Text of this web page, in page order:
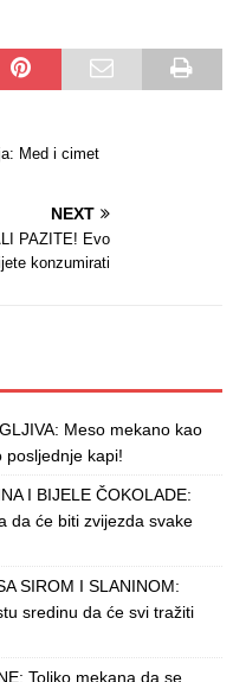
Med i cimet
NEXT
PAZITE! Evo
konzumirati
Meso mekano kao
posljednje kapi!
I BIJELE ČOKOLADE:
da će biti zvijezda svake
SIROM I SLANINOM:
sredinu da će svi tražiti
Toliko mekana da se